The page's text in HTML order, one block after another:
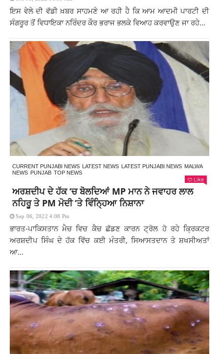
ਇਸ ਵੇਲੇ ਦੀ ਵੱਡੀ ਖ਼ਬਰ ਸਾਹਮਣੇ ਆ ਰਹੀ ਹੈ ਕਿ ਆਮ ਆਦਮੀ ਪਾਰਟੀ ਦੀ
ਸੰਗਰੂਰ ਤੋਂ ਵਿਧਾਇਕਾ ਨਰਿੰਦਰ ਕੌਰ ਭਰਾਜ ਭਲਕੇ ਵਿਆਹ ਕਰਵਾਉਣ ਜਾ ਰਹੇ...
CURRENT PUNJABI NEWS LATEST NEWS LATEST PUNJABI NEWS MALWA
NEWS PUNJAB TOP NEWS
Like
ਅਰਸ਼ਦੀਪ ਦੇ ਹੱਕ ‘ਚ ਬੋਲਦਿਆਂ MP ਮਾਨ ਨੇ ਜਵਾਹਰ ਲਾਲ
ਨਹਿਰੂ ਤੇ PM ਮੋਦੀ ‘ਤੇ ਵਿੰਨ੍ਹਿਆ ਨਿਸ਼ਾਨਾ
Sep 06, 2022 4:08 Pm
ਭਾਰਤ-ਪਾਕਿਸਤਾਨ ਮੈਚ ਵਿਚ ਕੈਚ ਛੱਡਣ ਕਾਰਨ ਟ੍ਰੋਲ ਹੋ ਰਹੇ ਕ੍ਰਿਕਟਰ
ਅਰਸ਼ਦੀਪ ਸਿੰਘ ਦੇ ਹੱਕ ਵਿੱਚ ਕਈ ਮੰਤਰੀ, ਸਿਆਸਤਦਾਨ ਤੇ ਸ਼ਖਸੀਅਤਾਂ
ਆ...